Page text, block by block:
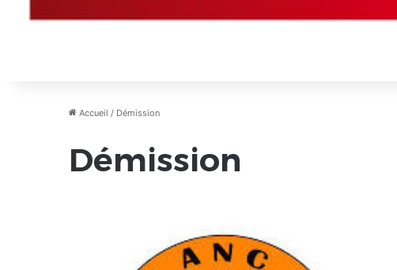
Accueil / Démission
Démission